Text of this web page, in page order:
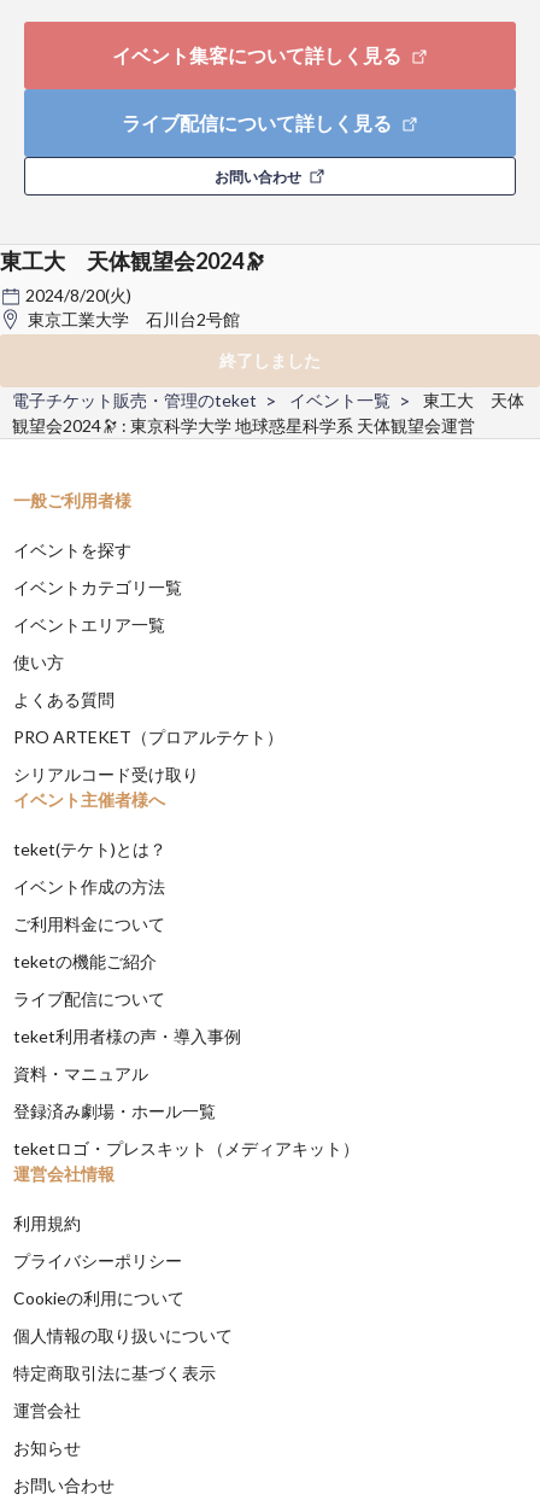
イベント集客について詳しく見る
ライブ配信について詳しく見る
お問い合わせ
東工大 天体観望会2024🔭
2024/8/20(火)
東京工業大学 石川台2号館
終了しました
電子チケット販売・管理のteket
イベント一覧
東工大 天体
観望会2024🔭 : 東京科学大学 地球惑星科学系 天体観望会運営
一般ご利用者様
イベントを探す
イベントカテゴリ一覧
イベントエリア一覧
使い方
よくある質問
PRO ARTEKET（プロアルテケト）
シリアルコード受け取り
イベント主催者様へ
teket(テケト)とは？
イベント作成の方法
ご利用料金について
teketの機能ご紹介
ライブ配信について
teket利用者様の声・導入事例
資料・マニュアル
登録済み劇場・ホール一覧
teketロゴ・プレスキット（メディアキット）
運営会社情報
利用規約
プライバシーポリシー
Cookieの利用について
個人情報の取り扱いについて
特定商取引法に基づく表示
運営会社
お知らせ
お問い合わせ